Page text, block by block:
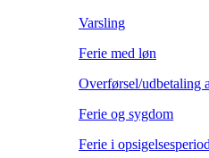
Varsling
Ferie med løn
Overførsel/udbetaling
Ferie og sygdom
Ferie i